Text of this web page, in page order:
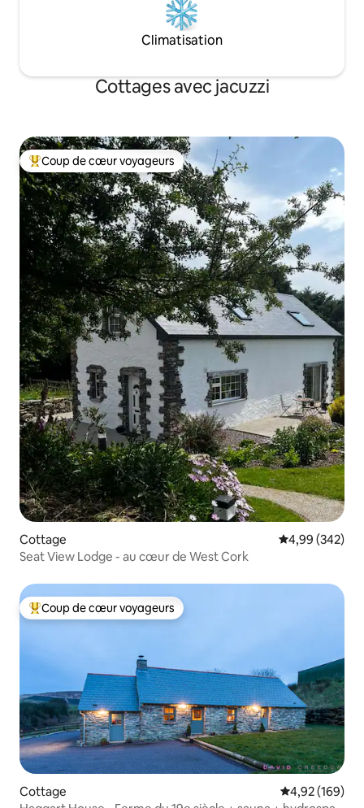
Climatisation
Cottages avec jacuzzi
Coups de cœur voyageurs les plus appréciés
Coup de cœur voyageurs
Cottage Évaluation
4,99 (342)
Seat View Lodge - au cœur de West Cork
Coups de cœur voyageurs les plus appréciés
Coup de cœur voyageurs
Cottage Évaluation
4,92 (169)